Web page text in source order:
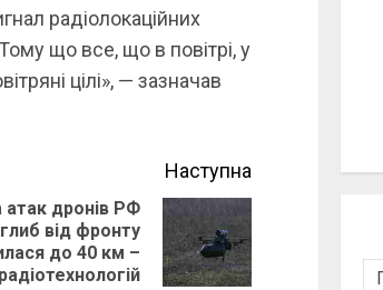
радіолокаційних
Тому що все, що в повітрі, у
цілі», — зазначав
Наступна
атак дронів РФ
від фронту
до 40 км –